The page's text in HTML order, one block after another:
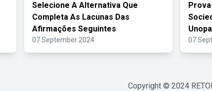
Selecione A Alternativa Que
Completa As Lacunas Das
Afirmações Seguintes
07 September 2024 07
Copyright © 2024